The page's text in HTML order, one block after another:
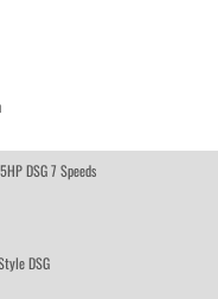
DSG 7 Speeds
DSG